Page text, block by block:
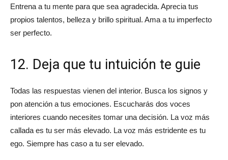
Entrena a tu mente para que sea agradecida. Aprecia tus
propios talentos, belleza y brillo spiritual. Ama a tu imperfecto
ser perfecto.
12. Deja que tu intuición te guie
Todas las respuestas vienen del interior. Busca los signos y
pon atención a tus emociones. Escucharás dos voces
interiores cuando necesites tomar una decisión. La voz más
callada es tu ser más elevado. La voz más estridente es tu
ego. Siempre has caso a tu ser elevado.